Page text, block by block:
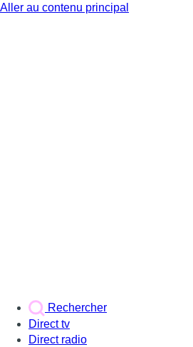
Aller au contenu principal
Rechercher
Direct tv
Direct radio